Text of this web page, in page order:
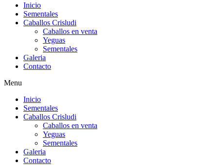
Inicio
Sementales
Caballos Crisludi
Caballos en venta
Yeguas
Sementales
Galeria
Contacto
Menu
Inicio
Sementales
Caballos Crisludi
Caballos en venta
Yeguas
Sementales
Galeria
Contacto